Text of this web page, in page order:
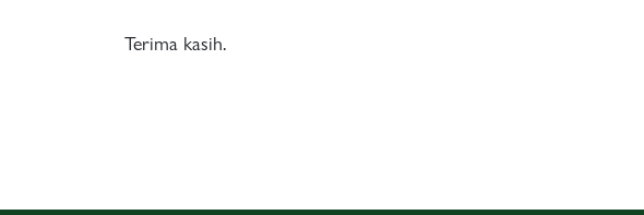
Terima kasih.